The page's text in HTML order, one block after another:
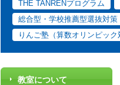
THE TANRENプログラム
総合型・学校推薦型選抜対策
りんご塾（算数オリンピック
教室について